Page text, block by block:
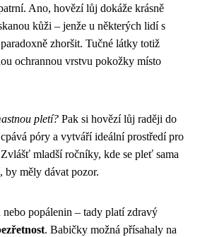
Ano, hovězí lůj dokáže krásně
kůži – jenže u některých lidí s
zhoršit. Tučné látky totiž
ochrannou vrstvu pokožky místo
pletí? Pak si hovězí lůj raději do
póry a vytváří ideální prostředí pro
mladší ročníky, kde se pleť sama
by měly dávat pozor.
nebo popálenin – tady platí zdravý
. Babičky možná přísahaly na